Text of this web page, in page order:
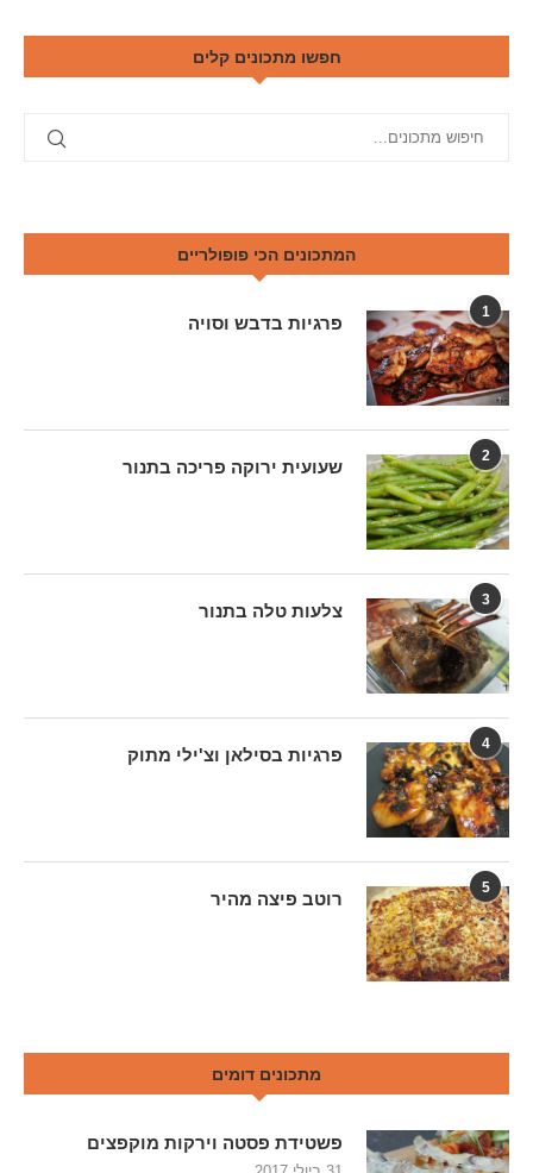
חפשו מתכונים קלים
המתכונים הכי פופולריים
1
פרגיות בדבש וסויה
2
שעועית ירוקה פריכה בתנור
3
צלעות טלה בתנור
4
פרגיות בסילאן וצ'ילי מתוק
5
רוטב פיצה מהיר
מתכונים דומים
פשטידת פסטה וירקות מוקפצים